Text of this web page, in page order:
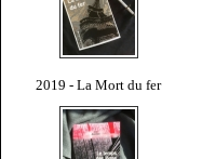
2019 - La Mort du fer